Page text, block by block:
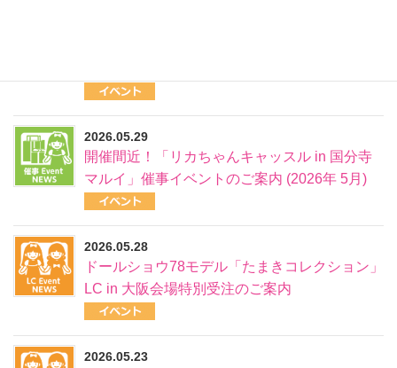
2026.05.29
開催間近！「リカちゃんキャッスル in 国分寺
マルイ」催事イベントのご案内 (2026年 5月)
2026.05.28
ドールショウ78モデル「たまきコレクション」
LC in 大阪会場特別受注のご案内
2026.05.23